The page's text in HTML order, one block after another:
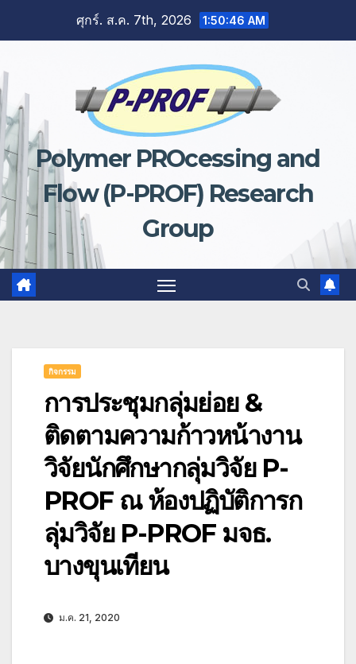
ศุกร์. ส.ค. 7th, 2026 1:50:47 AM
Polymer PROcessing and
Flow (P-PROF) Research
Group
กิจกรรม
การประชุมกลุ่มย่อย &
ติดตามความก้าวหน้างาน
วิจัยนักศึกษากลุ่มวิจัย P-
PROF ณ ห้องปฏิบัติการก
ลุ่มวิจัย P-PROF มจธ.
บางขุนเทียน
ม.ค. 21, 2020